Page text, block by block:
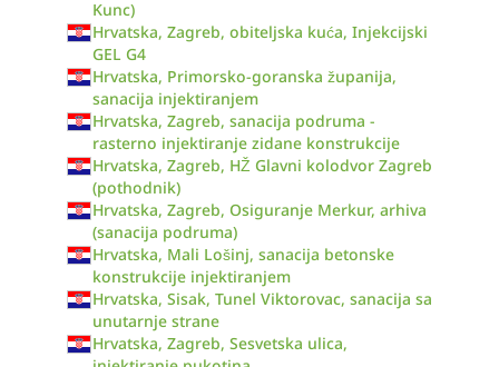
Kunc)
Hrvatska, Zagreb, obiteljska kuća, Injekcijski
GEL G4
Hrvatska, Primorsko-goranska županija,
sanacija injektiranjem
Hrvatska, Zagreb, sanacija podruma -
rasterno injektiranje zidane konstrukcije
Hrvatska, Zagreb, HŽ Glavni kolodvor Zagreb
(pothodnik)
Hrvatska, Zagreb, Osiguranje Merkur, arhiva
(sanacija podruma)
Hrvatska, Mali Lošinj, sanacija betonske
konstrukcije injektiranjem
Hrvatska, Sisak, Tunel Viktorovac, sanacija sa
unutarnje strane
Hrvatska, Zagreb, Sesvetska ulica,